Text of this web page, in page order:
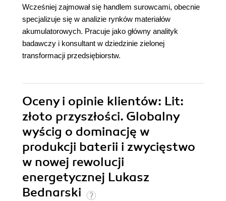
Wcześniej zajmował się handlem surowcami, obecnie
specjalizuje się w analizie rynków materiałów
akumulatorowych. Pracuje jako główny analityk
badawczy i konsultant w dziedzinie zielonej
transformacji przedsiębiorstw.
Oceny i opinie klientów: Lit:
złoto przyszłości. Globalny
wyścig o dominację w
produkcji baterii i zwycięstwo
w nowej rewolucji
energetycznej Lukasz
Bednarski